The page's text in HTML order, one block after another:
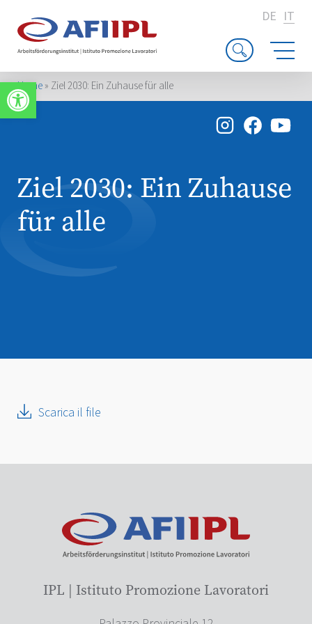
Apri la barra degli strumenti
DE IT
Home» Ziel 2030: Ein Zuhause für alle
Ziel 2030: Ein Zuhause
für alle
Scarica il file
IPL | Istituto Promozione Lavoratori